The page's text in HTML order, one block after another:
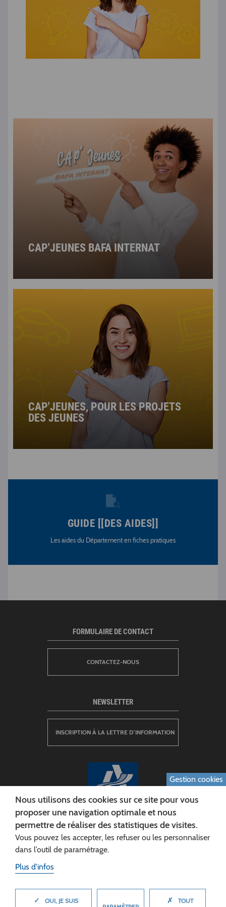
CAP'JEUNES BAFA INTERNAT
CAP'JEUNES, POUR LES PROJETS
DES JEUNES
GUIDE [[DES AIDES]]
Les aides du Département en fiches pratiques
CONSEIL DÉPARTEMENTAL DE L'AISNE
Siège :
FORMULAIRE DE CONTACT
CONTACTEZ-NOUS
NEWSLETTER
INSCRIPTION À LA LETTRE D’INFORMATION
Gestion cookies
Nous utilisons des cookies sur ce site pour vous
proposer une navigation optimale et nous
permettre de réaliser des statistiques de visites.
Vous pouvez les accepter, les refuser ou les personnaliser
dans l’outil de paramétrage.
Plus d'infos
✓ OUI, JE SUIS ✗ TOUT
MASQUER